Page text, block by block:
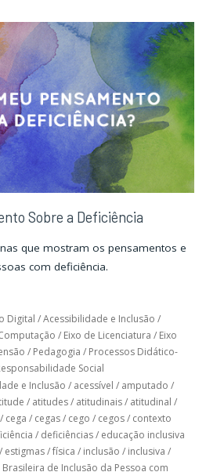
Sobre a Deficiência
que mostram os pensamentos e
com deficiência.
Digital /Acessibilidade e Inclusão /
/ Eixo de Licenciatura / Eixo
/ Pedagogia / Processos Didático-
Social
e Inclusão / acessível / amputado /
/ atitudes/ atitudinais/ atitudinal /
/ cega / cegas/ cego / cegos/ contexto
/ deficiências/ educação inclusiva
/ estigmas/física / inclusão / inclusiva /
Brasileira de Inclusão da Pessoa com